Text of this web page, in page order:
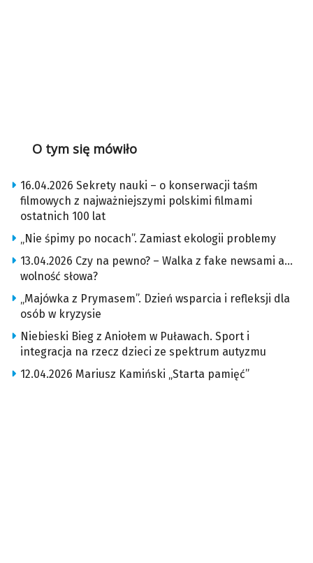
O tym się mówiło
16.04.2026 Sekrety nauki – o konserwacji taśm
filmowych z najważniejszymi polskimi filmami
ostatnich 100 lat
„Nie śpimy po nocach”. Zamiast ekologii problemy
13.04.2026 Czy na pewno? – Walka z fake newsami a…
wolność słowa?
„Majówka z Prymasem”. Dzień wsparcia i refleksji dla
osób w kryzysie
Niebieski Bieg z Aniołem w Puławach. Sport i
integracja na rzecz dzieci ze spektrum autyzmu
12.04.2026 Mariusz Kamiński „Starta pamięć”